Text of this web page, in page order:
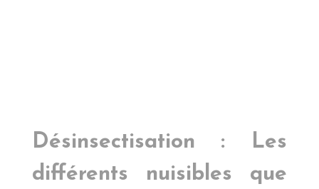
Désinsectisation : Les
différents nuisibles que